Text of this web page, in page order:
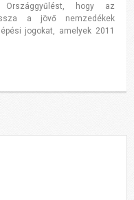
hogy az
a jövő nemzedékek
jogokat, amelyek 2011